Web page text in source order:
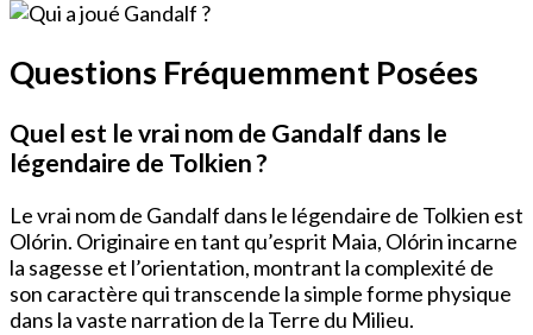
Questions Fréquemment Posées
Quel est le vrai nom de Gandalf dans le
légendaire de Tolkien ?
Le vrai nom de Gandalf dans le légendaire de Tolkien est
Olórin. Originaire en tant qu’esprit Maia, Olórin incarne
la sagesse et l’orientation, montrant la complexité de
son caractère qui transcende la simple forme physique
dans la vaste narration de la Terre du Milieu.